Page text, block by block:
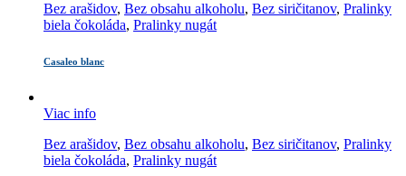
Bez arašidov, Bez obsahu alkoholu, Bez siričitanov, Pralinky
biela čokoláda, Pralinky nugát
Casaleo blanc
Viac info
Bez arašidov, Bez obsahu alkoholu, Bez siričitanov, Pralinky
biela čokoláda, Pralinky nugát